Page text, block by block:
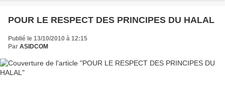
POUR LE RESPECT DES PRINCIPES DU HALAL
Publié le 13/10/2010 à 12:15
Par ASIDCOM